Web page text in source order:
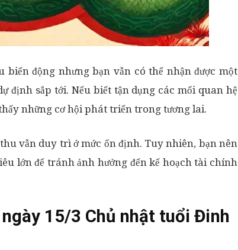
biến động nhưng bạn vẫn có thể nhận được một
định sắp tới. Nếu biết tận dụng các mối quan hệ
những cơ hội phát triển trong tương lai.
vẫn duy trì ở mức ổn định. Tuy nhiên, bạn nên
lớn để tránh ảnh hưởng đến kế hoạch tài chính
15/3 Chủ nhật tuổi Đinh